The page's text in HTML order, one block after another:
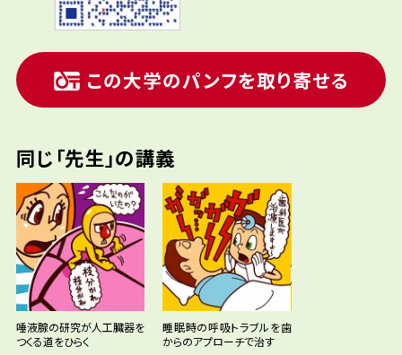
この大学のパンフを取り寄せる
同じ「先生」の講義
唾液腺の研究が人工臓器を
つくる道をひらく
睡眠時の呼吸トラブルを歯
からのアプローチで治す